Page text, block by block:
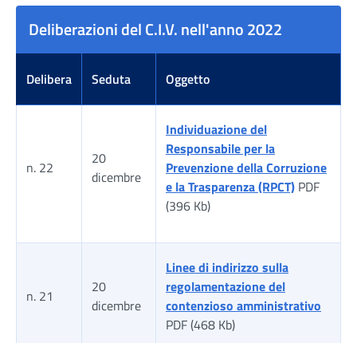
Deliberazioni del C.I.V. nell'anno 2022
Delibera Seduta Oggetto
n. 22
20
dicembre
Individuazione del
Responsabile per la
Prevenzione della Corruzione
e la Trasparenza (RPCT) PDF
(396 Kb)
n. 21
20
dicembre
Linee di indirizzo sulla
regolamentazione del
contenzioso amministrativo
PDF (468 Kb)